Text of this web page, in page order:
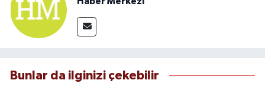
Bunlar da ilginizi çekebilir